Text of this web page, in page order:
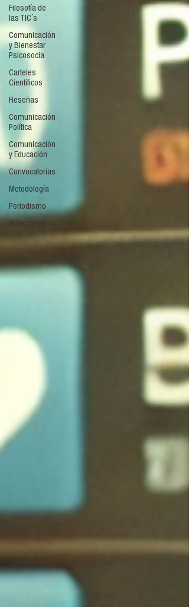
Filosofía de
las TIC´s
Comunicación
y Bienestar
Psicosocia
Carteles
Científicos
Reseñas
Comunicación
Política
Comunicación
y Educación
Convocatorias
Metodología
Periodismo
IA Inclusiva